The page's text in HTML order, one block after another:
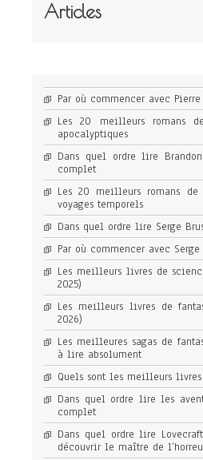
Articles
Par où commencer avec
Les 20 meilleurs romans
apocalyptiques
Dans quel ordre lire
complet
Les 20 meilleurs romans
voyages temporels
Dans quel ordre lire Serge
Par où commencer avec Serge
Les meilleurs livres de
2025)
Les meilleurs livres de
2026)
Les meilleures sagas de
à lire absolument
Quels sont les meilleurs livres
Dans quel ordre lire les
complet
Dans quel ordre lire
découvrir le maître de